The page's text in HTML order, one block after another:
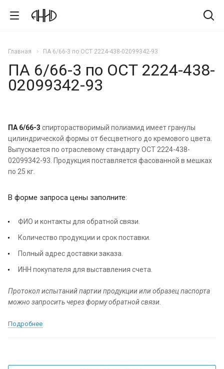
Главная ПА 6/66-3 по ОСТ 2224-438-02099342-93
ПА 6/66-3 по ОСТ 2224-438-
02099342-93
ПА 6/66-3 спирторастворимый полиамид имеет гранулы
цилиндрической формы от бесцветного до кремового цвета.
Выпускается по отраслевому стандарту ОСТ 2224-438-
02099342-93. Продукция поставляется фасованной в мешках
по 25 кг.
В форме запроса цены заполните:
ФИО и контакты для обратной связи.
Количество продукции и срок поставки.
Полный адрес доставки заказа.
ИНН покупателя для выставления счета.
Протокол испытаний партии продукции или образец паспорта
можно запросить через форму обратной связи.
Подробнее